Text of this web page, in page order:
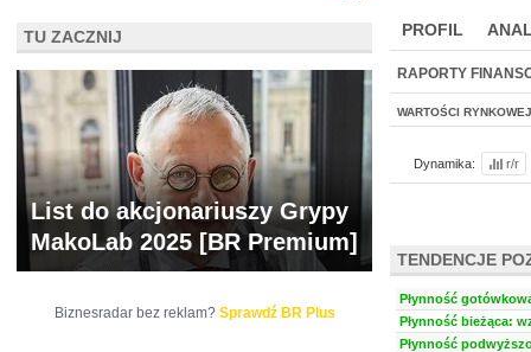
PROFIL
BR LAB
RAPORTY
WARTOŚCI RYNKOWEJ
Dynamika: r/r
TENDENCJE
Płynność
Płynność bieżąca:
Płynność
TU ZACZNIJ
List do akcjonariuszy Grypy
MakoLab 2025 [BR Premium]
Biznesradar bez reklam? Sprawdź BR Plus